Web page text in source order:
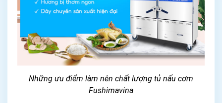
Những ưu điểm làm nên chất lượng tủ nấu cơm
Fushimavina